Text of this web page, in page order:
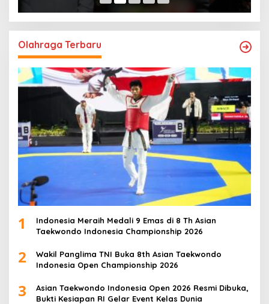
Olahraga Terbaru
1
Indonesia Meraih Medali 9 Emas di 8 Th Asian
Taekwondo Indonesia Championship 2026
2
Wakil Panglima TNI Buka 8th Asian Taekwondo
Indonesia Open Championship 2026
3
Asian Taekwondo Indonesia Open 2026 Resmi Dibuka,
Bukti Kesiapan RI Gelar Event Kelas Dunia